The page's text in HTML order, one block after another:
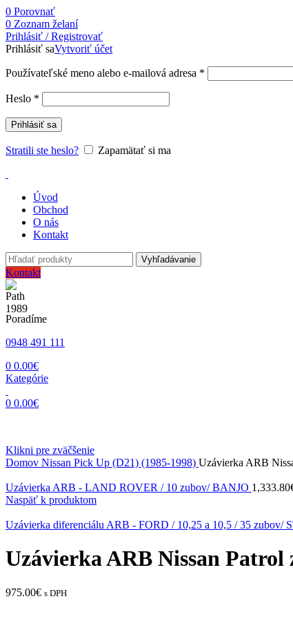
0 Porovnať
0 Zoznam želaní
Prihlásiť / Registrovať
Prihlásiť saVytvoriť účet
Používateľské meno alebo e-mailová adresa *
Heslo *
Prihlásiť sa
Stratili ste heslo? Zapamätať si ma
Úvod
Obchod
O nás
Kontakt
Vyhľadávanie
Kontakt
Poradíme
0948 491 111
0 0.00€
Kategórie
0 0.00€
Klikni pre zväčšenie
Domov Nissan Pick Up (D21) (1985-1998) Uzávierka ARB
Uzávierka ARB - LAND ROVER / 10 zubov/ BANJO 1,333.80
Naspäť k produktom
Uzávierka diferenciálu ARB - FORD / 10,25 a 10,5 / 35 zubov/
Uzávierka ARB Nissan Patrol
975.00€ s DPH